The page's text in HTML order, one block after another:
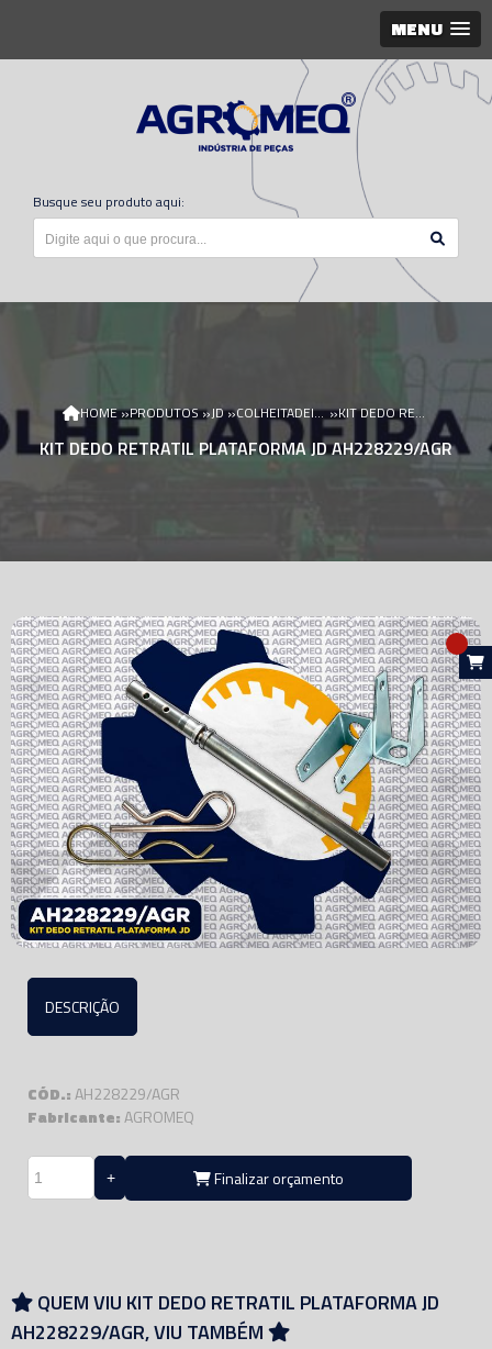
MENU
Busque seu produto aqui:
HOME»PRODUTOS»JD» COLHEITADEIRA JD » KIT DEDO RETRATIL PLATAFORMA JD AH228229/AGR
KIT DEDO RETRATIL PLATAFORMA JD AH228229/AGR
DESCRIÇÃO
CÓD.:AH228229/AGR
Fabricante:AGROMEQ
Finalizar orçamento
QUEM VIU KIT DEDO RETRATIL PLATAFORMA JD
AH228229/AGR, VIU TAMBÉM